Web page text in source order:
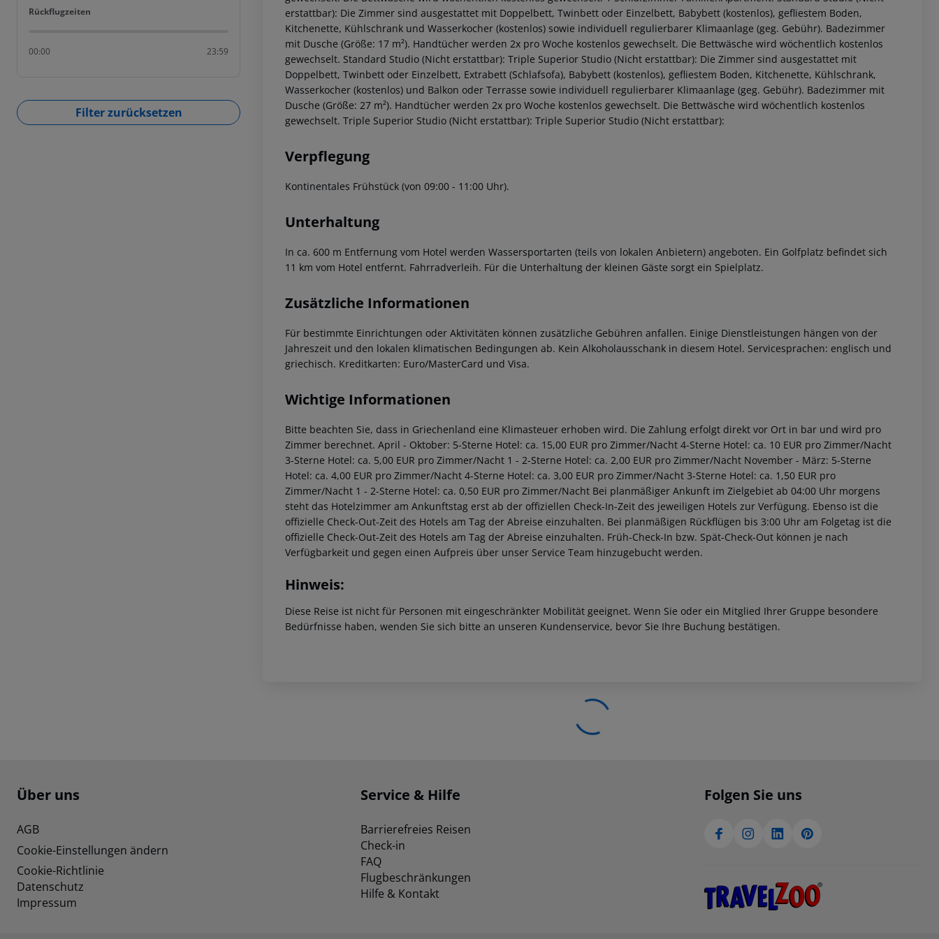
Rückflugzeiten
Rückflugzeiten
00:00 23:59
Filter zurücksetzen
erstattbar): Die Zimmer sind ausgestattet mit Doppelbett, Twinbett oder Einzelbett, Babybett (kostenlos), gefliestem Boden,
Kitchenette, Kühlschrank und Wasserkocher (kostenlos) sowie individuell regulierbarer Klimaanlage (geg. Gebühr). Badezimmer
mit Dusche (Größe: 17 m²). Handtücher werden 2x pro Woche kostenlos gewechselt. Die Bettwäsche wird wöchentlich kostenlos
gewechselt. Standard Studio (Nicht erstattbar): Triple Superior Studio (Nicht erstattbar): Die Zimmer sind ausgestattet mit
Doppelbett, Twinbett oder Einzelbett, Extrabett (Schlafsofa), Babybett (kostenlos), gefliestem Boden, Kitchenette, Kühlschrank,
Wasserkocher (kostenlos) und Balkon oder Terrasse sowie individuell regulierbarer Klimaanlage (geg. Gebühr). Badezimmer mit
Dusche (Größe: 27 m²). Handtücher werden 2x pro Woche kostenlos gewechselt. Die Bettwäsche wird wöchentlich kostenlos
gewechselt. Triple Superior Studio (Nicht erstattbar): Triple Superior Studio (Nicht erstattbar):
Verpflegung
Kontinentales Frühstück (von 09:00 - 11:00 Uhr).
Unterhaltung
In ca. 600 m Entfernung vom Hotel werden Wassersportarten (teils von lokalen Anbietern) angeboten. Ein Golfplatz befindet sich
11 km vom Hotel entfernt. Fahrradverleih. Für die Unterhaltung der kleinen Gäste sorgt ein Spielplatz.
Zusätzliche Informationen
Für bestimmte Einrichtungen oder Aktivitäten können zusätzliche Gebühren anfallen. Einige Dienstleistungen hängen von der
Jahreszeit und den lokalen klimatischen Bedingungen ab. Kein Alkoholausschank in diesem Hotel. Servicesprachen: englisch und
griechisch. Kreditkarten: Euro/MasterCard und Visa.
Wichtige Informationen
Bitte beachten Sie, dass in Griechenland eine Klimasteuer erhoben wird. Die Zahlung erfolgt direkt vor Ort in bar und wird pro
Zimmer berechnet. April - Oktober: 5-Sterne Hotel: ca. 15,00 EUR pro Zimmer/Nacht 4-Sterne Hotel: ca. 10 EUR pro Zimmer/Nacht
3-Sterne Hotel: ca. 5,00 EUR pro Zimmer/Nacht 1 - 2-Sterne Hotel: ca. 2,00 EUR pro Zimmer/Nacht November - März: 5-Sterne
Hotel: ca. 4,00 EUR pro Zimmer/Nacht 4-Sterne Hotel: ca. 3,00 EUR pro Zimmer/Nacht 3-Sterne Hotel: ca. 1,50 EUR pro
Zimmer/Nacht 1 - 2-Sterne Hotel: ca. 0,50 EUR pro Zimmer/Nacht Bei planmäßiger Ankunft im Zielgebiet ab 04:00 Uhr morgens
steht das Hotelzimmer am Ankunftstag erst ab der offiziellen Check-In-Zeit des jeweiligen Hotels zur Verfügung. Ebenso ist die
offizielle Check-Out-Zeit des Hotels am Tag der Abreise einzuhalten. Bei planmäßigen Rückflügen bis 3:00 Uhr am Folgetag ist die
offizielle Check-Out-Zeit des Hotels am Tag der Abreise einzuhalten. Früh-Check-In bzw. Spät-Check-Out können je nach
Verfügbarkeit und gegen einen Aufpreis über unser Service Team hinzugebucht werden.
Hinweis:
Diese Reise ist nicht für Personen mit eingeschränkter Mobilität geeignet. Wenn Sie oder ein Mitglied Ihrer Gruppe besondere
Bedürfnisse haben, wenden Sie sich bitte an unseren Kundenservice, bevor Sie Ihre Buchung bestätigen.
Footer navigation
Über uns
AGB
Cookie-Einstellungen ändern
Cookie-Richtlinie
Datenschutz
Impressum
Service & Hilfe
Barrierefreies Reisen
Check-in
FAQ
Flugbeschränkungen
Hilfe & Kontakt
Folgen Sie uns